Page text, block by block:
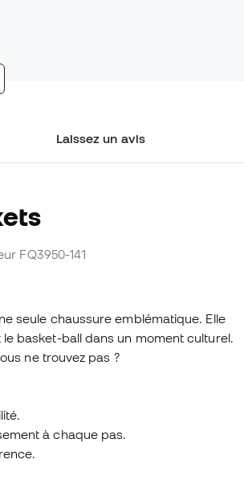
Laissez un avis
FQ3950-141
seule chaussure emblématique. Elle
basket-ball dans un moment culturel.
ne trouvez pas ?
à chaque pas.